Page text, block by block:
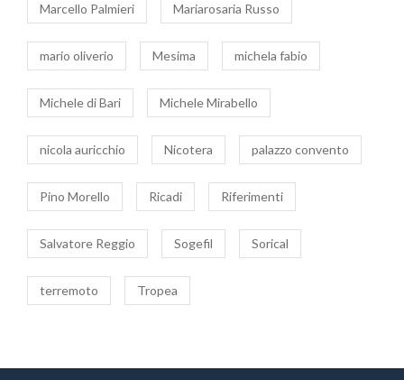
Marcello Palmieri Mariarosaria Russo
mario oliverio Mesima michela fabio
Michele di Bari Michele Mirabello
nicola auricchio Nicotera palazzo convento
Pino Morello Ricadi Riferimenti
Salvatore Reggio Sogefil Sorical
terremoto Tropea